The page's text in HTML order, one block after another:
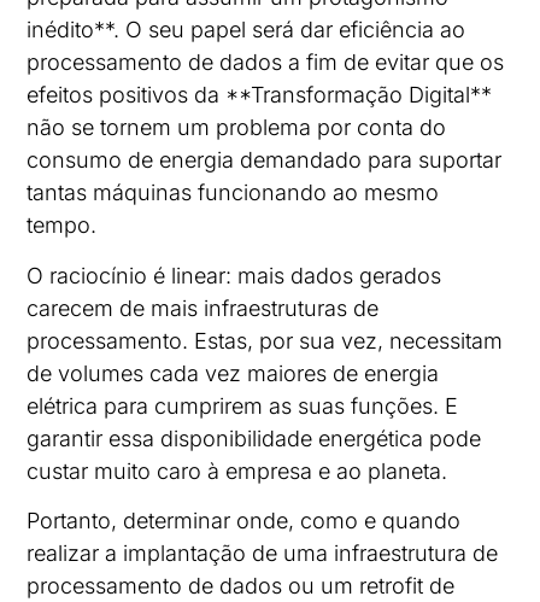
inédito**. O seu papel será dar eficiência ao
processamento de dados a fim de evitar que os
efeitos positivos da **Transformação Digital**
não se tornem um problema por conta do
consumo de energia demandado para suportar
tantas máquinas funcionando ao mesmo
tempo.
O raciocínio é linear: mais dados gerados
carecem de mais infraestruturas de
processamento. Estas, por sua vez, necessitam
de volumes cada vez maiores de energia
elétrica para cumprirem as suas funções. E
garantir essa disponibilidade energética pode
custar muito caro à empresa e ao planeta.
Portanto, determinar onde, como e quando
realizar a implantação de uma infraestrutura de
processamento de dados ou um retrofit de